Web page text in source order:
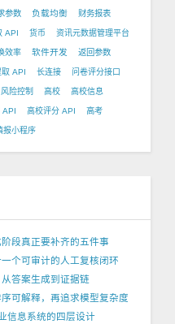
参数 负载均衡 财务报表
API 货币 资讯元数据管理平台
效率 软件开发 返回参数
取 API 长连接 问卷评分接口
风险控制 高校 高校信息
API 高校评分 API 高考
报小程序
段真正要补齐的五件事
个可审计的人工复核闭环
答案生成到证据链
可解释，再追求模型复杂度
信息系统的四层设计